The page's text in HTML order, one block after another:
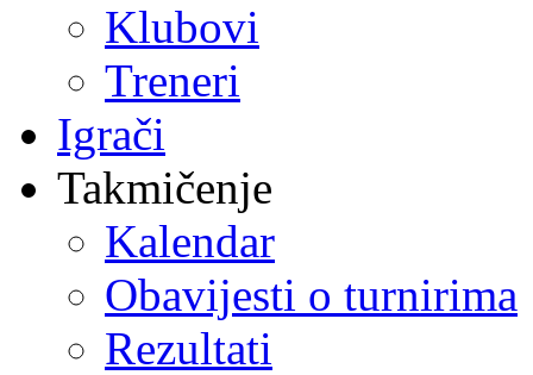
Klubovi
Treneri
Igrači
Takmičenje
Kalendar
Obavijesti o turnirima
Rezultati